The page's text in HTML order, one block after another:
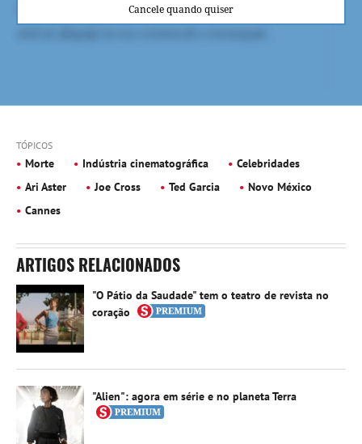
Cancele quando quiser
TÓPICOS
Morte Indústria cinematográfica
Celebridades
Ari Aster
Joe Cross Ted Garcia
Novo México
Cannes
ARTIGOS RELACIONADOS
"O Pátio da Saudade" tem o teatro de revista no
coração
"Alien": agora em série e no planeta Terra